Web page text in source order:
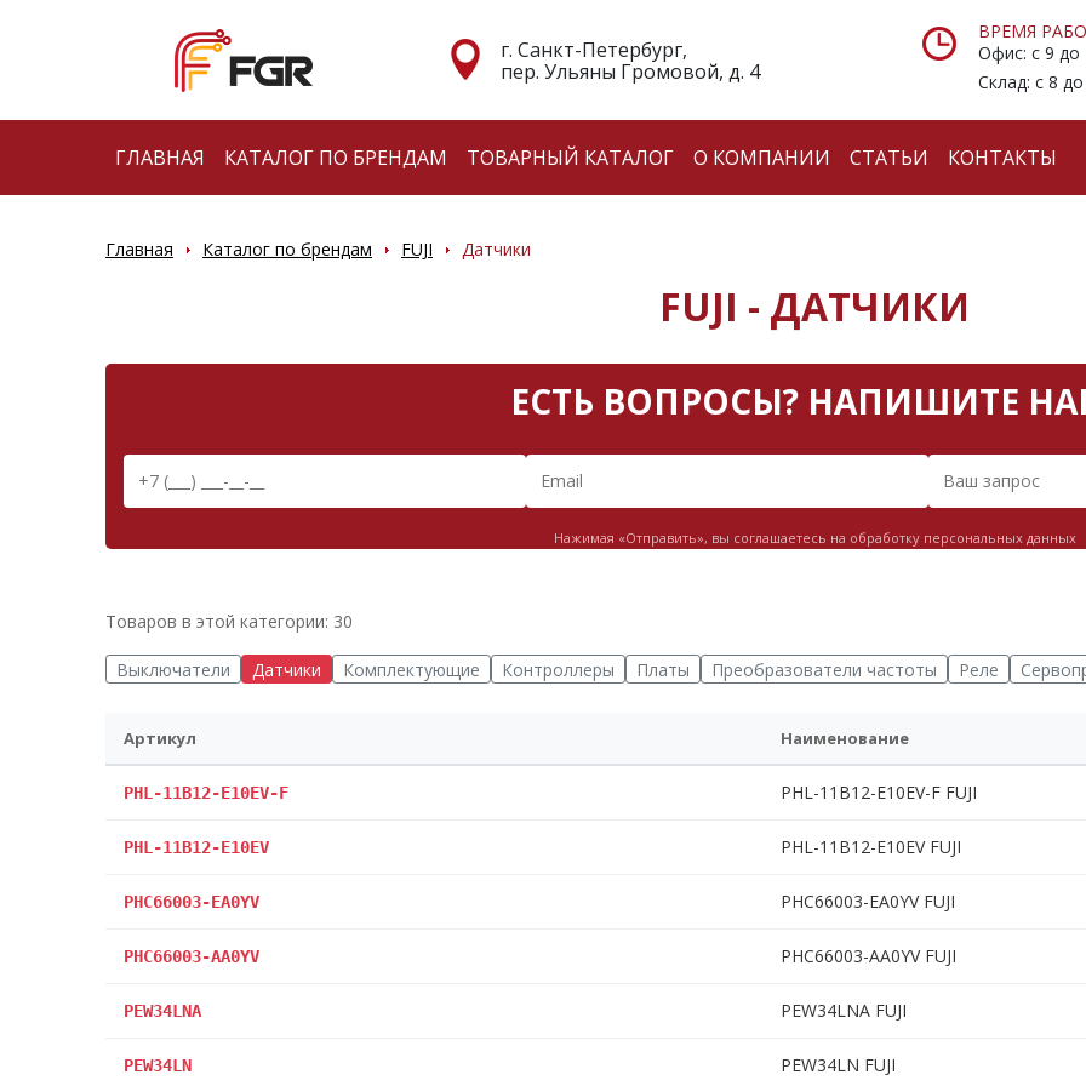
г. Санкт-Петербург,
пер. Ульяны Громовой, д. 4
ВРЕМЯ
Офис: с 9 до
Склад: с 8
ГЛАВНАЯ КАТАЛОГ ПО БРЕНДАМ ТОВАРНЫЙ КАТАЛОГ О КОМПАНИИ СТАТЬИ КОНТАКТЫ
Главная Каталог по брендам FUJI Датчики
FUJI - ДАТЧИКИ
ЕСТЬ ВОПРОСЫ? НАПИШИТЕ
Нажимая «Отправить», вы соглашаетесь на обработку персональных данных
Товаров в этой категории: 30
Выключатели Датчики Комплектующие Контроллеры Платы Преобразователи частоты Реле
Артикул Наименование
PHL-11B12-E10EV-F PHL-11B12-E10EV-F FUJI
PHL-11B12-E10EV PHL-11B12-E10EV FUJI
PHC66003-EA0YV PHC66003-EA0YV FUJI
PHC66003-AA0YV PHC66003-AA0YV FUJI
PEW34LNA PEW34LNA FUJI
PEW34LN PEW34LN FUJI